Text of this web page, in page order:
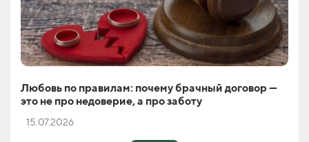
Любовь по правилам: почему брачный договор —
это не про недоверие, а про заботу
15.07.2026